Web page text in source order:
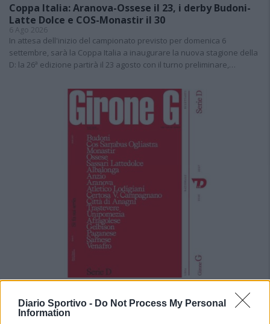
Diario Sportivo - Do Not Process My Personal
Information
Coppa Italia: Aranova-Ossese il 23, i derby Budoni-
Latte Dolce e COS-Monastir il 30
6 Ago 2026
In attesa dell'inizio del campionato previsto per domenica 6
settembre, sarà la Coppa Italia a inaugurare la nuova stagione della
D: la 26ª edizione partirà il 23 agosto con il turno preliminare,…
Le 5 sarde ancora nel girone G con 8 squadre laziali,
4 campane e la novità dei molisani del Venafro
6 Ago 2026